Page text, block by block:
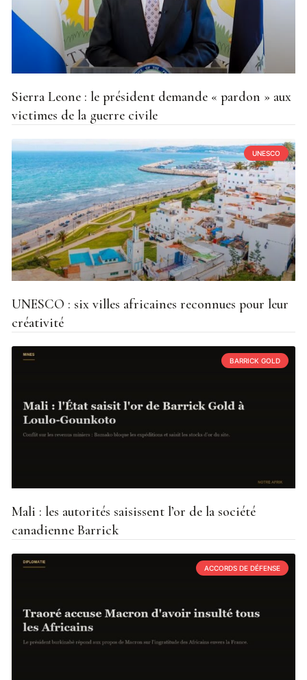
Sierra Leone : le président demande « pardon » aux
victimes de la guerre civile
UNESCO
UNESCO : six villes africaines reconnues pour leur
créativité
BARRICK GOLD
Mali : les autorités saisissent l’or de la société
canadienne Barrick
ACCORDS DE DÉFENSE